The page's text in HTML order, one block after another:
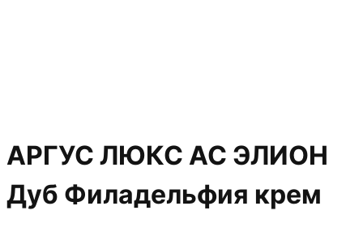
АРГУС ЛЮКС АС ЭЛИОН
Дуб Филадельфия крем